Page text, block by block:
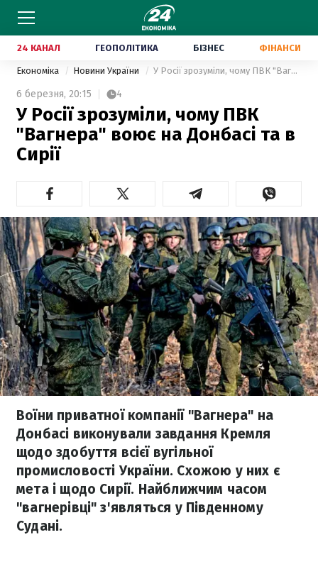
24 КАНАЛ ГЕОПОЛІТИКА БІЗНЕС ФІНАНСИ
Економіка Новини України У Росії зрозуміли, чому ПВК "Вагнера" воює на Донбасі та в Сирії
6 березня, 20:15 4
У Росії зрозуміли, чому ПВК
"Вагнера" воює на Донбасі та в
Сирії
Воїни приватної компанії "Вагнера" на
Донбасі виконували завдання Кремля
щодо здобуття всієї вугільної
промисловості України. Схожою у них є
мета і щодо Сирії. Найближчим часом
"вагнерівці" з'являться у Південному
Судані.